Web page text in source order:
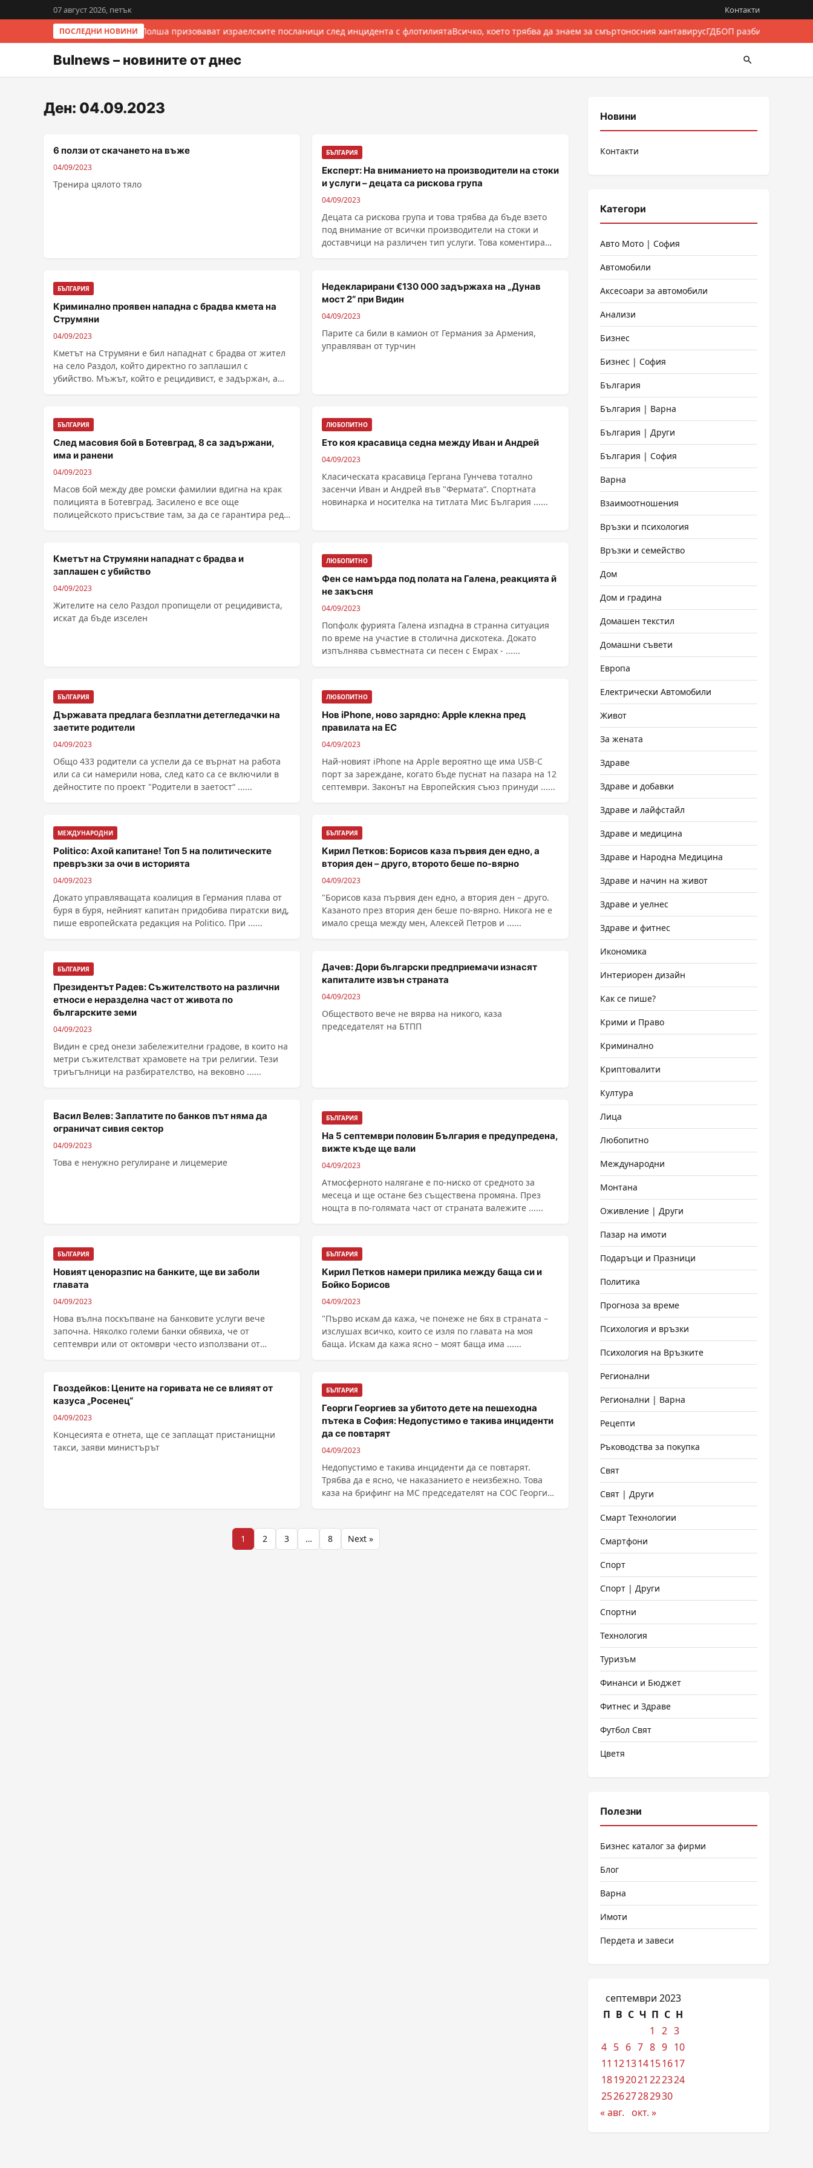
07 август 2026, петък Контакти
ПОСЛЕДНИ НОВИНИ
Италия и Полша призовават израелските посланици след инцидента с флотилиятаВсичко, което трябва да знаем за смъртоносния хантавирусГДБОП разби
Bulnews – новините от днес
Ден: 04.09.2023
6 ползи от скачането на въже
04/09/2023
Тренира цялото тяло
БЪЛГАРИЯ
Експерт: На вниманието на производители на стоки
и услуги – децата са рискова група
04/09/2023
Децата са рискова група и това трябва да бъде взето
под внимание от всички производители на стоки и
доставчици на различен тип услуги. Това коментира
БЪЛГАРИЯ
Криминално проявен нападна с брадва кмета на
Струмяни
04/09/2023
Кметът на Струмяни е бил нападнат с брадва от жител
на село Раздол, който директно го заплашил с
убийство. Мъжът, който е рецидивист, е задържан, а
Недекларирани €130 000 задържаха на „Дунав
мост 2“ при Видин
04/09/2023
Парите са били в камион от Германия за Армения,
управляван от турчин
БЪЛГАРИЯ
След масовия бой в Ботевград, 8 са задържани,
има и ранени
04/09/2023
Масов бой между две ромски фамилии вдигна на крак
полицията в Ботевград. Засилено е все още
полицейското присъствие там, за да се гарантира реда
ЛЮБОПИТНО
Ето коя красавица седна между Иван и Андрей
04/09/2023
Класическата красавица Гергана Гунчева тотално
засенчи Иван и Андрей във "Фермата“. Спортната
новинарка и носителка на титлата Мис България ......
Кметът на Струмяни нападнат с брадва и
заплашен с убийство
04/09/2023
Жителите на село Раздол пропищели от рецидивиста,
искат да бъде изселен
ЛЮБОПИТНО
Фен се намърда под полата на Галена, реакцията й
не закъсня
04/09/2023
Попфолк фурията Галена изпадна в странна ситуация
по време на участие в столична дискотека. Докато
изпълнява съвместната си песен с Емрах - ......
БЪЛГАРИЯ
Държавата предлага безплатни детегледачки на
заетите родители
04/09/2023
Общо 433 родители са успели да се върнат на работа
или са си намерили нова, след като са се включили в
дейностите по проект "Родители в заетост“ ......
ЛЮБОПИТНО
Нов iPhone, ново зарядно: Apple клекна пред
правилата на ЕС
04/09/2023
Най-новият iPhone на Apple вероятно ще има USB-C
порт за зареждане, когато бъде пуснат на пазара на 12
септември. Законът на Европейския съюз принуди ......
МЕЖДУНАРОДНИ
Politico: Ахой капитане! Топ 5 на политическите
превръзки за очи в историята
04/09/2023
Докато управляващата коалиция в Германия плава от
буря в буря, нейният капитан придобива пиратски вид,
пише европейската редакция на Politico. При ......
БЪЛГАРИЯ
Кирил Петков: Борисов каза първия ден едно, а
втория ден – друго, второто беше по-вярно
04/09/2023
"Борисов каза първия ден едно, а втория ден – друго.
Казаното през втория ден беше по-вярно. Никога не е
имало среща между мен, Алексей Петров и ......
БЪЛГАРИЯ
Президентът Радев: Съжителството на различни
етноси е неразделна част от живота по
българските земи
04/09/2023
Видин е сред онези забележителни градове, в които на
метри съжителстват храмовете на три религии. Тези
триъгълници на разбирателство, на вековно ......
Дачев: Дори български предприемачи изнасят
капиталите извън страната
04/09/2023
Обществото вече не вярва на никого, каза
председателят на БТПП
Васил Велев: Заплатите по банков път няма да
ограничат сивия сектор
04/09/2023
Това е ненужно регулиране и лицемерие
БЪЛГАРИЯ
На 5 септември половин България е предупредена,
вижте къде ще вали
04/09/2023
Атмосферното налягане е по-ниско от средното за
месеца и ще остане без съществена промяна. През
нощта в по-голямата част от страната валежите ......
БЪЛГАРИЯ
Новият ценоразпис на банките, ще ви заболи
главата
04/09/2023
Нова вълна поскъпване на банковите услуги вече
започна. Няколко големи банки обявиха, че от
септември или от октомври често използвани от
БЪЛГАРИЯ
Кирил Петков намери прилика между баща си и
Бойко Борисов
04/09/2023
"Първо искам да кажа, че понеже не бях в страната –
изслушах всичко, които се изля по главата на моя
баща. Искам да кажа ясно – моят баща има ......
Гвоздейков: Цените на горивата не се влияят от
казуса „Росенец“
04/09/2023
Концесията е отнета, ще се заплащат пристанищни
такси, заяви министърът
БЪЛГАРИЯ
Георги Георгиев за убитото дете на пешеходна
пътека в София: Недопустимо е такива инциденти
да се повтарят
04/09/2023
Недопустимо е такива инциденти да се повтарят.
Трябва да е ясно, че наказанието е неизбежно. Това
каза на брифинг на МС председателят на СОС Георги
1 2 3 … 8 Next »
Новини
Контакти
Категори
Авто Мото | София
Автомобили
Аксесоари за автомобили
Анализи
Бизнес
Бизнес | София
България
България | Варна
България | Други
България | София
Варна
Взаимоотношения
Връзки и психология
Връзки и семейство
Дом
Дом и градина
Домашен текстил
Домашни съвети
Европа
Електрически Автомобили
Живот
За жената
Здраве
Здраве и добавки
Здраве и лайфстайл
Здраве и медицина
Здраве и Народна Медицина
Здраве и начин на живот
Здраве и уелнес
Здраве и фитнес
Икономика
Интериорен дизайн
Как се пише?
Крими и Право
Криминално
Криптовалити
Култура
Лица
Любопитно
Международни
Монтана
Оживление | Други
Пазар на имоти
Подаръци и Празници
Политика
Прогноза за време
Психология и връзки
Психология на Връзките
Регионални
Регионални | Варна
Рецепти
Ръководства за покупка
Свят
Свят | Други
Смарт Технологии
Смартфони
Спорт
Спорт | Други
Спортни
Технология
Туризъм
Финанси и Бюджет
Фитнес и Здраве
Футбол Свят
Цветя
Полезни
Бизнес каталог за фирми
Блог
Варна
Имоти
Пердета и завеси
септември 2023
П В С Ч П С Н
1
2 3
4 5 6 7 8 9 10
11 121314151617
18192021 222324
252627282930
« авг.
окт. »